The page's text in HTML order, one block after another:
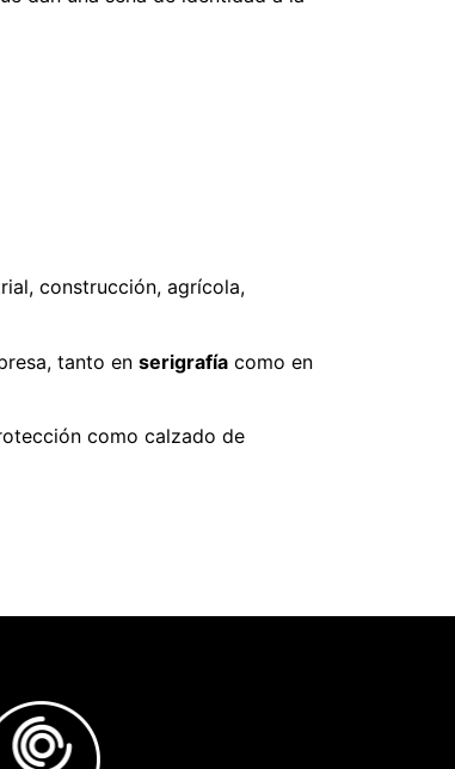
construcción, agrícola,
tanto enserigrafía como en
como calzado de